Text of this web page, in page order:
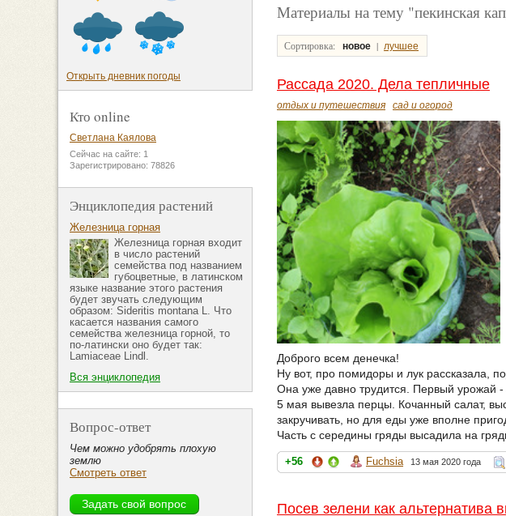
Материалы на тему "пекинская
Сортировка: новое | лучшее
Рассада 2020. Дела тепличные
отдых и путешествия сад и огород
Доброго всем денечка!
Ну вот, про помидоры и лук рассказала,
Она уже давно трудится. Первый урожай
5 мая вывезла перцы. Кочанный салат,
закручивать, но для еды уже вполне
Часть с середины гряды высадила на
+56 Fuchsia 13 мая 2020 года
Посев зелени как альтернатива
Открыть дневник погоды
Кто online
Светлана Каялова
Сейчас на сайте: 1
Зарегистрировано: 78826
Энциклопедия растений
Железница горная
Железница горная входит
в число растений
семейства под названием
губоцветные, в латинском
языке название этого растения
будет звучать следующим
образом: Sideritis montana L. Что
касается названия самого
семейства железница горной, то
по-латински оно будет так:
Lamiaceae Lindl.
Вся энциклопедия
Вопрос-ответ
Чем можно удобрять плохую
землю
Смотреть ответ